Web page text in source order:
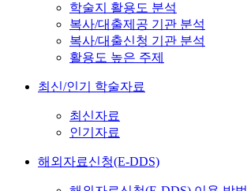
학술지 활용도 분석
복사/대출제공 기관 분석
복사/대출신청 기관 분석
활용도 높은 주제
최신/인기 학술자료
최신자료
인기자료
해외자료신청(E-DDS)